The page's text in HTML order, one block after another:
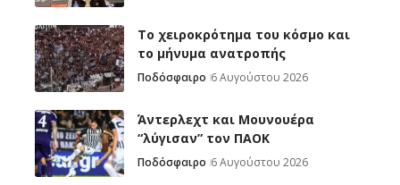
Το χειροκρότημα του κόσμο και
το μήνυμα ανατροπής
Ποδόσφαιρο 6 Αυγούστου 2026
Άντερλεχτ και Μουνουέρα
“λύγισαν” τον ΠΑΟΚ
Ποδόσφαιρο 6 Αυγούστου 2026